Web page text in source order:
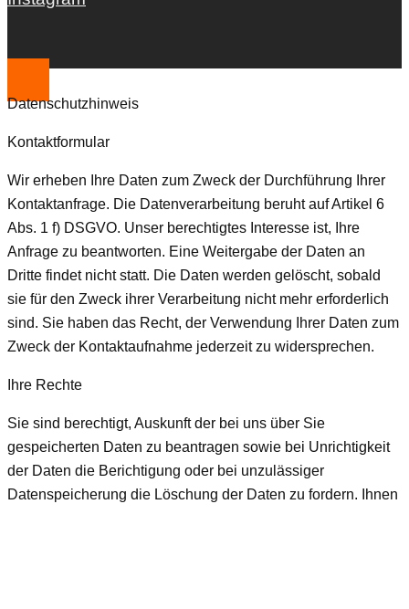
Datenschutzhinweis
Kontaktformular
Wir erheben Ihre Daten zum Zweck der Durchführung Ihrer
Kontaktanfrage. Die Datenverarbeitung beruht auf Artikel 6
Abs. 1 f) DSGVO. Unser berechtigtes Interesse ist, Ihre
Anfrage zu beantworten. Eine Weitergabe der Daten an
Dritte findet nicht statt. Die Daten werden gelöscht, sobald
sie für den Zweck ihrer Verarbeitung nicht mehr erforderlich
sind. Sie haben das Recht, der Verwendung Ihrer Daten zum
Zweck der Kontaktaufnahme jederzeit zu widersprechen.
Ihre Rechte
Sie sind berechtigt, Auskunft der bei uns über Sie
gespeicherten Daten zu beantragen sowie bei Unrichtigkeit
der Daten die Berichtigung oder bei unzulässiger
Datenspeicherung die Löschung der Daten zu fordern. Ihnen